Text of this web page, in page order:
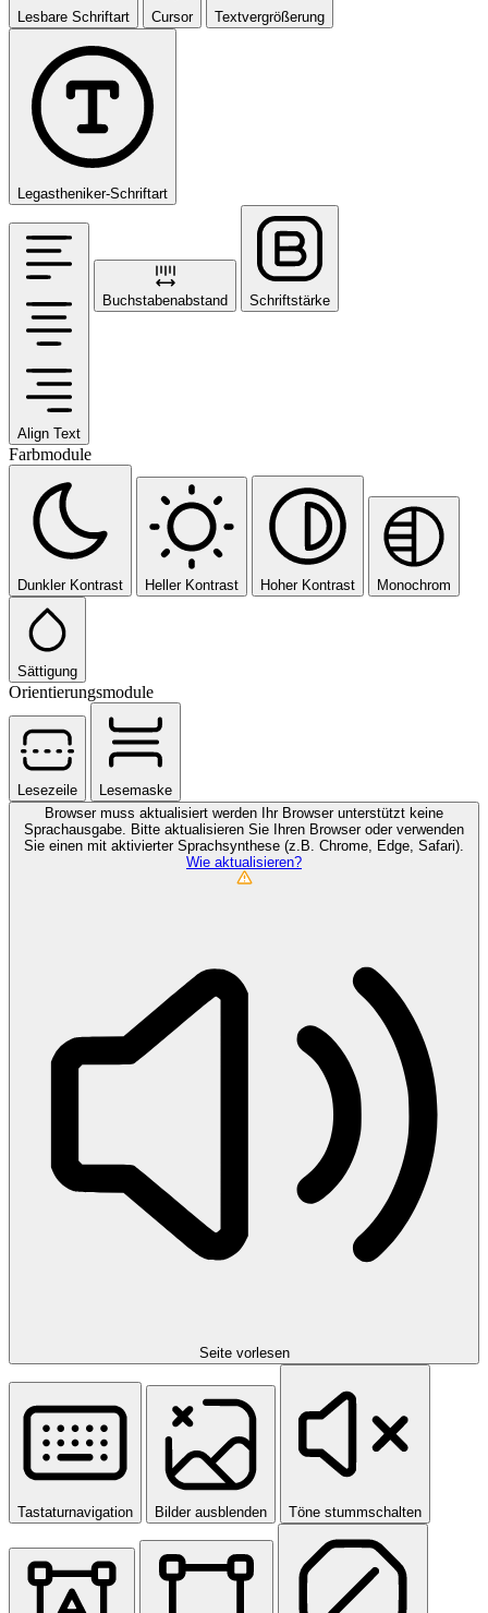
Lesbare Schriftart Cursor Textvergrößerung
Legastheniker-Schriftart
Align Text
Buchstabenabstand Schriftstärke
Farbmodule
Dunkler Kontrast Heller Kontrast Hoher Kontrast Monochrom
Sättigung
Orientierungsmodule
Lesezeile
Lesemaske
Browser muss aktualisiert werden
Ihr Browser unterstützt keine
Sprachausgabe. Bitte aktualisieren Sie Ihren Browser oder verwenden
Sie einen mit aktivierter Sprachsynthese (z.B. Chrome, Edge, Safari).
Wie aktualisieren?
Seite vorlesen
Tastaturnavigation Bilder ausblenden Töne stummschalten